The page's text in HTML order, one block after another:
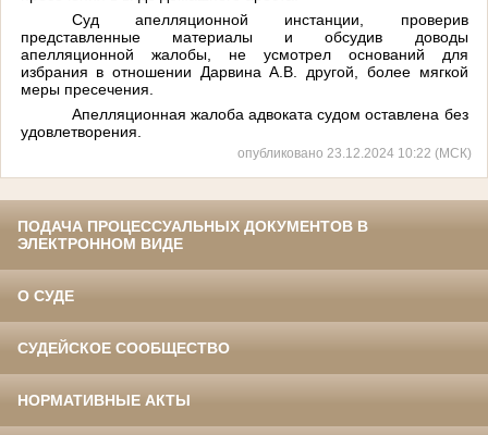
Суд апелляционной инстанции, проверив
представленные материалы и обсудив доводы
апелляционной жалобы, не усмотрел оснований для
избрания в отношении Дарвина А.В. другой, более мягкой
меры пресечения.
Апелляционная жалоба адвоката судом оставлена без
удовлетворения.
опубликовано 23.12.2024 10:22 (МСК)
ПОДАЧА ПРОЦЕССУАЛЬНЫХ ДОКУМЕНТОВ В
ЭЛЕКТРОННОМ ВИДЕ
О СУДЕ
СУДЕЙСКОЕ СООБЩЕСТВО
НОРМАТИВНЫЕ АКТЫ